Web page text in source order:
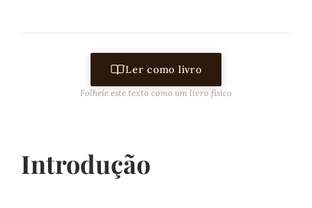
Ler como livro
Folheie este texto como um livro físico
Introdução